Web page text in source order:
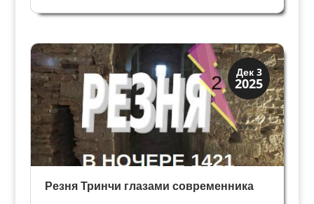
медали – амбиции, военное искусство,
тем полные талантов и...
Дек 3
2025
Династии
Заговоры и войны
Резня Тринчи глазами современника